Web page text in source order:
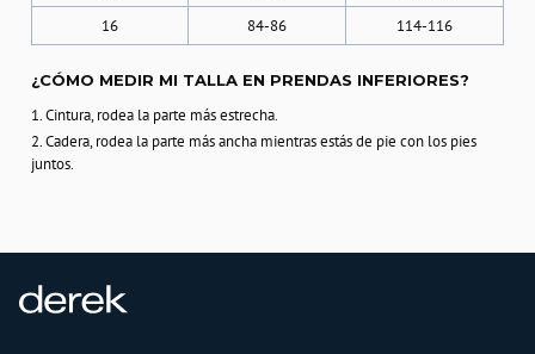
16
84-86 114-116
¿CÓMO MEDIR MI TALLA EN PRENDAS INFERIORES?
1. Cintura, rodea la parte más estrecha.
2. Cadera, rodea la parte más ancha mientras estás de pie con los pies
juntos.